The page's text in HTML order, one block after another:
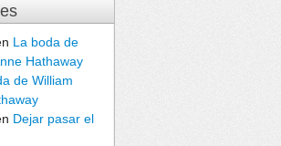
La boda de
Hathaway
de William
Dejar pasar el